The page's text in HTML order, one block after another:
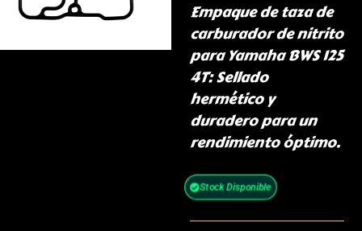
Empaque de taza de
carburador de nitrito
para Yamaha BWS 125
4T: Sellado
hermético y
duradero para un
rendimiento óptimo.
Stock Disponible